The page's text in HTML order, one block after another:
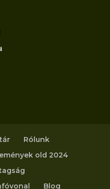
Rólunk
old 2024
Blog